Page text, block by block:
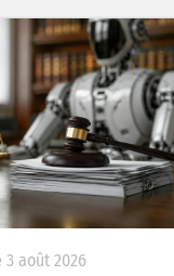
août 2026